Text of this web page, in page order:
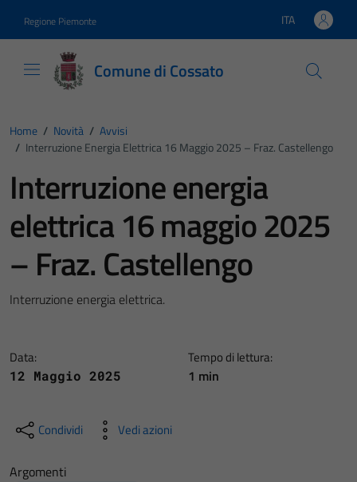
Regione Piemonte Lingua attiva:
ITA
Comune di Cossato
Home / Novità / Avvisi
/ Interruzione Energia Elettrica 16 Maggio 2025 – Fraz. Castellengo
Interruzione energia
elettrica 16 maggio 2025
– Fraz. Castellengo
Interruzione energia elettrica.
Data:
12 Maggio 2025
Tempo di lettura:
1 min
Condividi Vedi azioni
Argomenti